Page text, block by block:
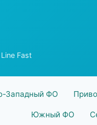
Fast
Западный ФО
Южный ФО